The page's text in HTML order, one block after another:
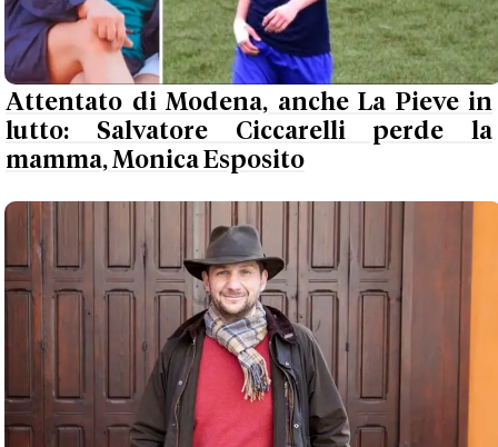
Attentato di Modena, anche La Pieve in
lutto: Salvatore Ciccarelli perde la
mamma, Monica Esposito